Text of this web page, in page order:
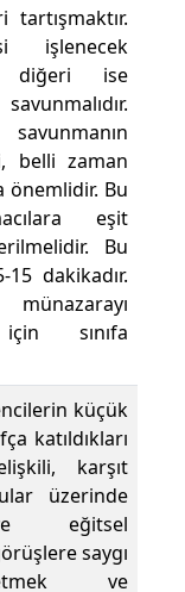
işlenecek
diğeri ise
belli zaman
önemlidir. Bu
eşit
Bu
dakikadır.
sınıfa
küçük
katıldıkları
karşıt
üzerinde
eğitsel
saygı
ve